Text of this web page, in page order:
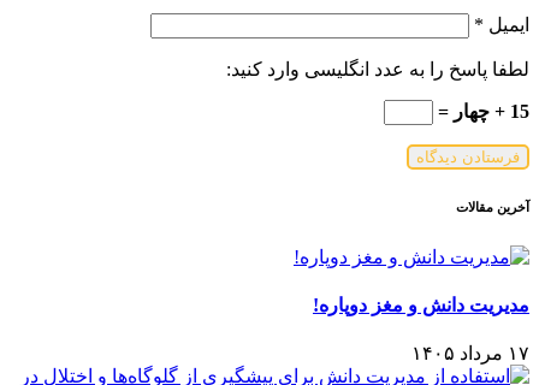
ایمیل *
لطفا پاسخ را به عدد انگلیسی وارد کنید:
15 + چهار =
آخرین مقالات
مدیریت دانش و مغز دوپاره!
۱۷ مرداد ۱۴۰۵